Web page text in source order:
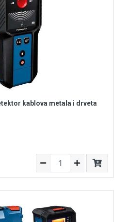
kablova metala i drveta